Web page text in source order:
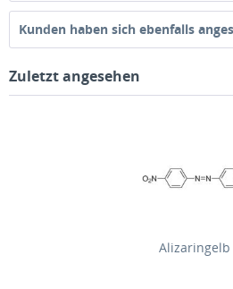
Kunden haben sich ebenfalls
Zuletzt angesehen
Alizaringelb